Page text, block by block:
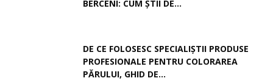
BERCENI: CUM ȘTII DE...
DE CE FOLOSESC SPECIALIȘTII PRODUSE
PROFESIONALE PENTRU COLORAREA
PĂRULUI, GHID DE...